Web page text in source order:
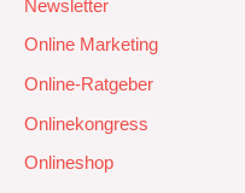
Newsletter
Online Marketing
Online-Ratgeber
Onlinekongress
Onlineshop